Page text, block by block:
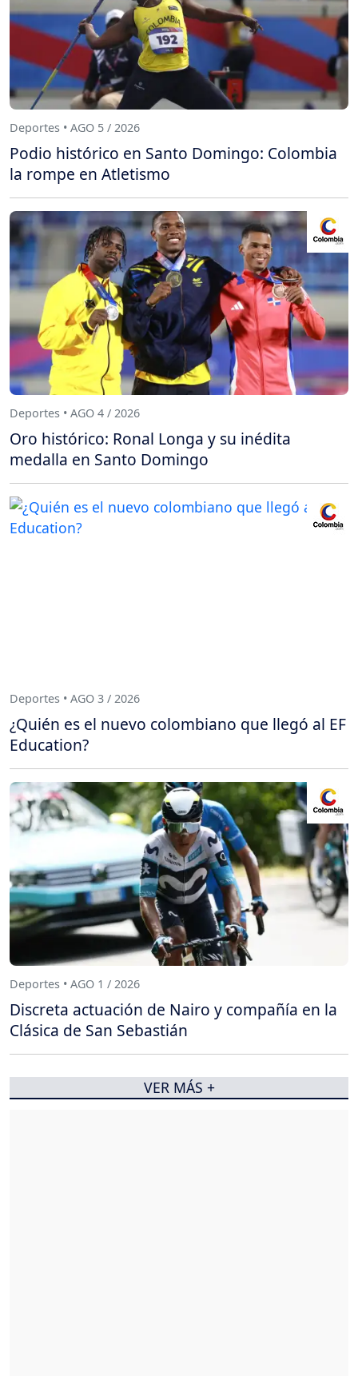
Deportes • AGO 5 / 2026
Podio histórico en Santo Domingo: Colombia
la rompe en Atletismo
Deportes • AGO 4 / 2026
Oro histórico: Ronal Longa y su inédita
medalla en Santo Domingo
Deportes • AGO 3 / 2026
¿Quién es el nuevo colombiano que llegó al EF
Education?
Deportes • AGO 1 / 2026
Discreta actuación de Nairo y compañía en la
Clásica de San Sebastián
VER MÁS +